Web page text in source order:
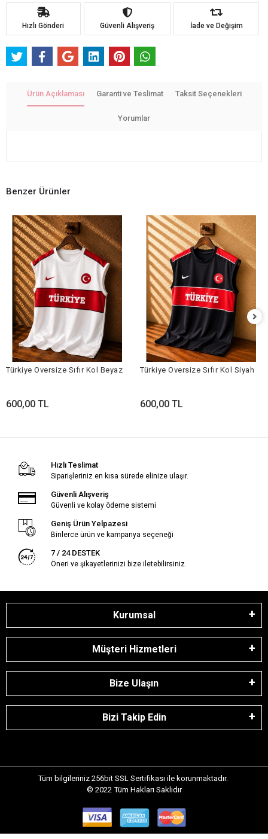
Hızlı Gönderi Güvenli Alışveriş İade ve Değişim
Ürün Açıklaması Garanti ve Teslimat Taksit Seçenekleri
Yorumlar
Benzer Ürünler
Türkiye Oversize Sıfır Kol Beyaz
600,00 TL
Türkiye Oversize Sıfır Kol Siyah
600,00 TL
Hızlı Teslimat
Siparişleriniz en kısa sürede elinize ulaşır.
Güvenli Alışveriş
Güvenli ve kolay ödeme sistemi
Geniş Ürün Yelpazesi
Binlerce ürün ve kampanya seçeneği
7 / 24 DESTEK
Öneri ve şikayetlerinizi bize iletebilirsiniz.
Kurumsal
Müşteri Hizmetleri
Bize Ulaşın
Bizi Takip Edin
Tüm bilgileriniz 256bit SSL Sertifikası ile korunmaktadır.
© 2022 Tüm Hakları Saklıdır